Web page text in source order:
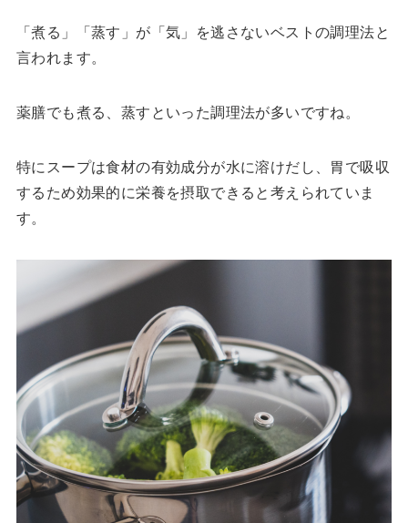
「煮る」「蒸す」が「気」を逃さないベストの調理法と
言われます。
薬膳でも煮る、蒸すといった調理法が多いですね。
特にスープは食材の有効成分が水に溶けだし、胃で吸収
するため効果的に栄養を摂取できると考えられていま
す。